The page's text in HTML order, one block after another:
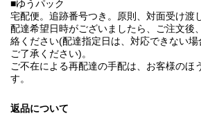
■ゆうパック
宅配便。追跡番号つき。原則、対面受け渡
配達希望日時がございましたら、ご注文後
絡ください(配達指定日は、対応できない場
ご了承ください)。
ご不在による再配達の手配は、お客様のほ
す。
返品について